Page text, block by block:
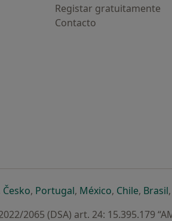
Registar gratuitamente
Contacto
separador
num novo separador
Českoabre num novo separador
, Portugalabre num novo
, Méxicoabre num
, Chileabre
, Brasil,
2065 (DSA) art. 24: 15.395.179